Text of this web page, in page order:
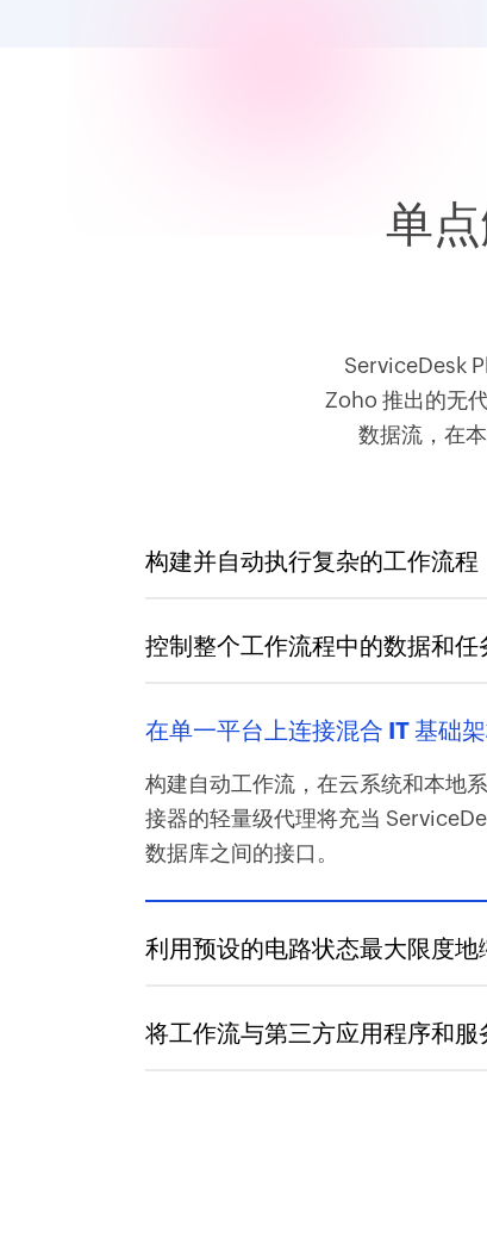
单
ServiceDesk
Zoho 推出的无
数据流，在
构建并自动执行复杂的工作流程
控制整个工作流程中的数据和任
在单一平台上连接混合 IT 基础
构建自动工作流，在云系统和本地
接器的轻量级代理将充当
数据库之间的接口。
利用预设的电路状态最大限度地
将工作流与第三方应用程序和服